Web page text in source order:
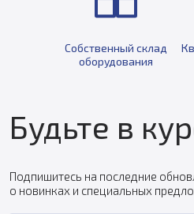
Собственный склад
оборудования
Будьте в
Подпишитесь на последние
о новинках и специальных